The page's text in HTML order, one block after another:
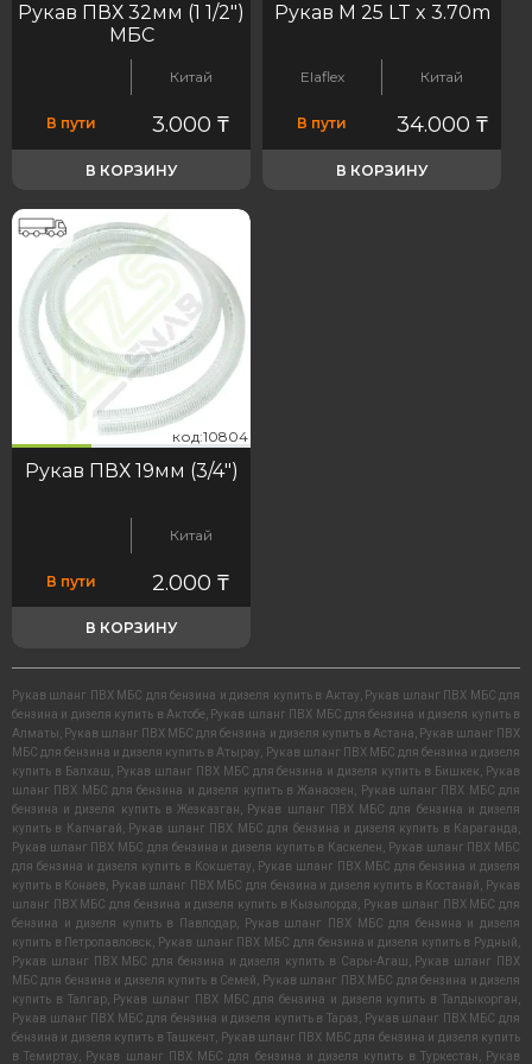
Рукав ПВХ 32мм (1 1/2")
МБС
Китай
В пути 3.000₸
В КОРЗИНУ
Рукав M 25 LT x 3.70m
Elaflex Китай
В пути 34.000 ₸
В КОРЗИНУ
код:10804
Рукав ПВХ 19мм (3/4")
Китай
В пути 2.000₸
В КОРЗИНУ
Рукав шланг ПВХ МБС для бензина и дизеля купить в Актау
Рукав шланг ПВХ МБС для
бензина и дизеля купить в Актобе
Рукав шланг ПВХ МБС для бензина и дизеля купить в
Алматы
Рукав шланг ПВХ МБС для бензина и дизеля купить в Астана
Рукав шланг ПВХ
МБС для бензина и дизеля купить в Атырау
Рукав шланг ПВХ МБС для бензина и дизеля
купить в Балхаш
Рукав шланг ПВХ МБС для бензина и дизеля купить в Бишкек
Рукав
шланг ПВХ МБС для бензина и дизеля купить в Жанаозен
Рукав шланг ПВХ МБС для
бензина и дизеля купить в Жезказган
Рукав шланг ПВХ МБС для бензина и дизеля
купить в Капчагай
Рукав шланг ПВХ МБС для бензина и дизеля купить в Караганда
Рукав шланг ПВХ МБС для бензина и дизеля купить в Каскелен
Рукав шланг ПВХ МБС
для бензина и дизеля купить в Кокшетау
Рукав шланг ПВХ МБС для бензина и дизеля
купить в Конаев
Рукав шланг ПВХ МБС для бензина и дизеля купить в Костанай
Рукав
шланг ПВХ МБС для бензина и дизеля купить в Кызылорда
Рукав шланг ПВХ МБС для
бензина и дизеля купить в Павлодар
Рукав шланг ПВХ МБС для бензина и дизеля
купить в Петропавловск
Рукав шланг ПВХ МБС для бензина и дизеля купить в Рудный
Рукав шланг ПВХ МБС для бензина и дизеля купить в Сары-Агаш
Рукав шланг ПВХ
МБС для бензина и дизеля купить в Семей
Рукав шланг ПВХ МБС для бензина и дизеля
купить в Талгар, Рукав шланг ПВХ МБС для бензина и дизеля купить в Талдыкорган
Рукав шланг ПВХ МБС для бензина и дизеля купить в Тараз
Рукав шланг ПВХ МБС для
бензина и дизеля купить в Ташкент
Рукав шланг ПВХ МБС для бензина и дизеля купить
в Темиртау
Рукав шланг ПВХ МБС для бензина и дизеля купить в Туркестан Рукав